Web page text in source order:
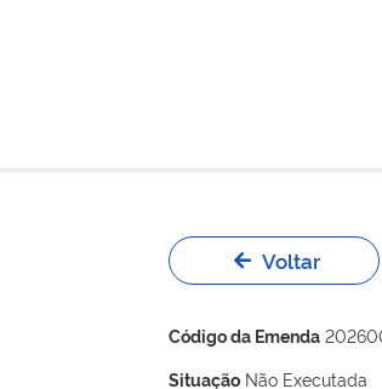
Voltar
Código da Emenda
Situação Não Executada